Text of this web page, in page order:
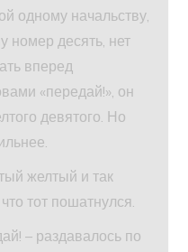
одному начальству,
номер десять, нет
вперед
«передай!», он
девятого. Но
желтый и так
тот пошатнулся.
– раздавалось по